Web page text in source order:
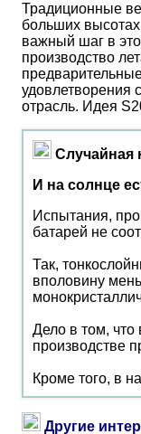
Традиционные
больших
важный шаг в
производство
удовлетворения
отрасль. Идея
Случайная
И на солнце
Испытания,
батарей не
Так,
вполовину
Дело в том, что
производстве
Кроме того, в
Другие